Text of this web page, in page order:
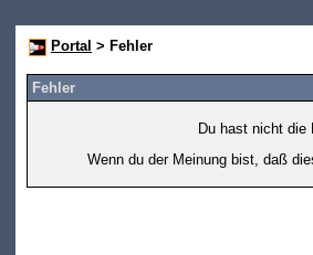
Portal > Fehler
Fehler
Du hast nicht die
Wenn du der Meinung bist, daß